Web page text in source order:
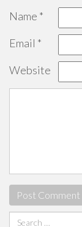
Name *
Email *
Website
Search